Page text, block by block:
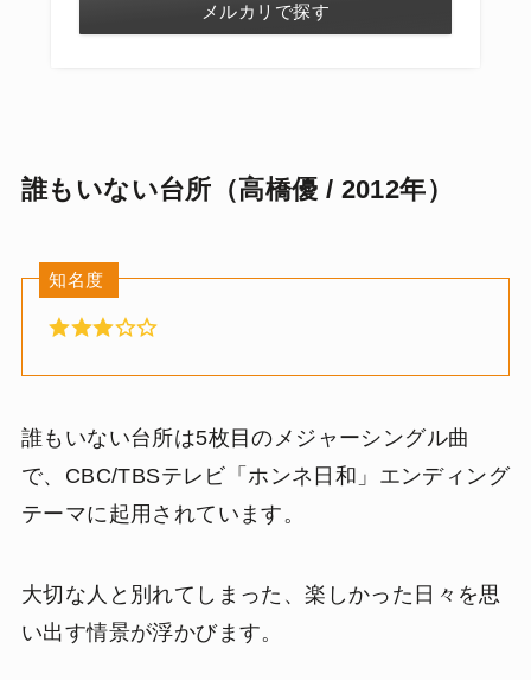
メルカリで探す
誰もいない台所（高橋優 / 2012年）
知名度
誰もいない台所は5枚目のメジャーシングル曲
で、CBC/TBSテレビ「ホンネ日和」エンディング
テーマに起用されています。
大切な人と別れてしまった、楽しかった日々を思
い出す情景が浮かびます。